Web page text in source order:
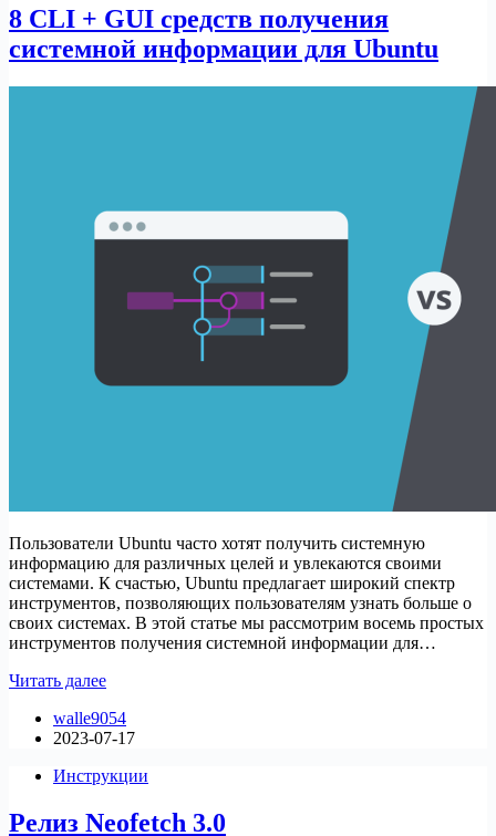
8 CLI + GUI средств получения
системной информации для Ubuntu
Пользователи Ubuntu часто хотят получить системную
информацию для различных целей и увлекаются своими
системами. К счастью, Ubuntu предлагает широкий спектр
инструментов, позволяющих пользователям узнать больше о
своих системах. В этой статье мы рассмотрим восемь простых
инструментов получения системной информации для…
Читать далее8
+
GUI
получения
информации
walle9054
2023-07-17
Инструкции
Релиз Neofetch 3.0